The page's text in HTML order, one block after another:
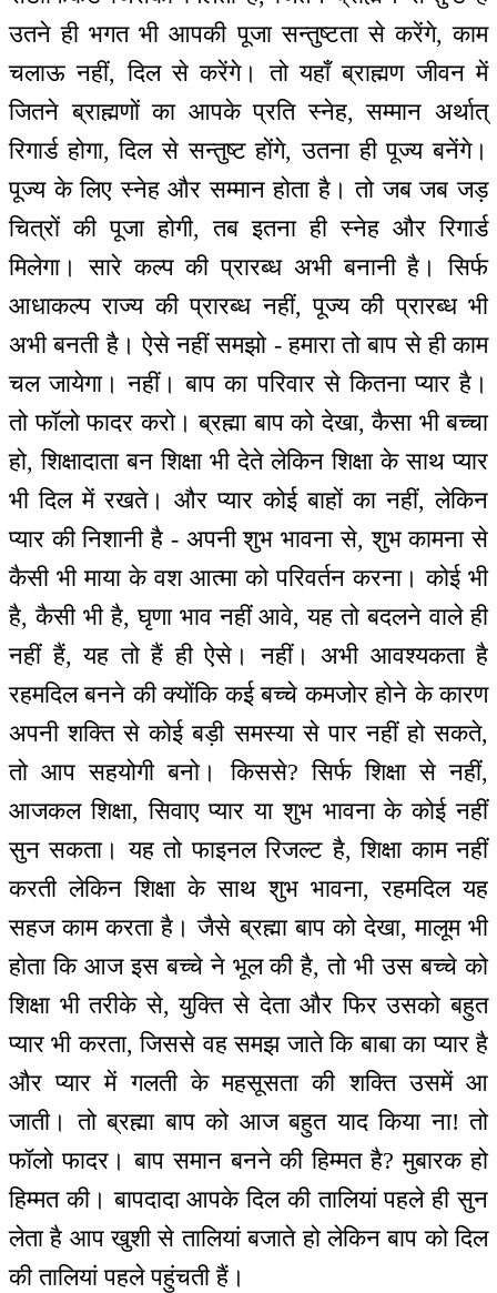
उतने ही भगत भी आपकी पूजा सन्तुष्टता से करेंगे, काम
चलाऊ नहीं, दिल से करेंगे। तो यहाँ ब्राह्मण जीवन में
जितने ब्राह्मणों का आपके प्रति स्नेह, सम्मान अर्थात्
रिगार्ड होगा, दिल से सन्तुष्ट होंगे, उतना ही पूज्य बनेंगे।
पूज्य के लिए स्नेह और सम्मान होता है। तो जब जब जड़
चित्रों की पूजा होगी, तब इतना ही स्नेह और रिगार्ड
मिलेगा। सारे कल्प की प्रारब्ध अभी बनानी है। सिर्फ
आधाकल्प राज्य की प्रारब्ध नहीं, पूज्य की प्रारब्ध भी
अभी बनती है। ऐसे नहीं समझो - हमारा तो बाप से ही काम
चल जायेगा। नहीं। बाप का परिवार से कितना प्यार है।
तो फॉलो फादर करो। ब्रह्मा बाप को देखा, कैसा भी बच्चा
हो, शिक्षादाता बन शिक्षा भी देते लेकिन शिक्षा के साथ प्यार
भी दिल में रखते। और प्यार कोई बाहों का नहीं, लेकिन
प्यार की निशानी है - अपनी शुभ भावना से, शुभ कामना से
कैसी भी माया के वश आत्मा को परिवर्तन करना। कोई भी
है, कैसी भी है, घृणा भाव नहीं आवे, यह तो बदलने वाले ही
नहीं हैं, यह तो हैं ही ऐसे। नहीं। अभी आवश्यकता है
रहमदिल बनने की क्योंकि कई बच्चे कमजोर होने के कारण
अपनी शक्ति से कोई बड़ी समस्या से पार नहीं हो सकते,
तो आप सहयोगी बनो। किससे? सिर्फ शिक्षा से नहीं,
आजकल शिक्षा, सिवाए प्यार या शुभ भावना के कोई नहीं
सुन सकता। यह तो फाइनल रिजल्ट है, शिक्षा काम नहीं
करती लेकिन शिक्षा के साथ शुभ भावना, रहमदिल यह
सहज काम करता है। जैसे ब्रह्मा बाप को देखा, मालूम भी
होता कि आज इस बच्चे ने भूल की है, तो भी उस बच्चे को
शिक्षा भी तरीके से, युक्ति से देता और फिर उसको बहुत
प्यार भी करता, जिससे वह समझ जाते कि बाबा का प्यार है
और प्यार में गलती के महसूसता की शक्ति उसमें आ
जाती। तो ब्रह्मा बाप को आज बहुत याद किया ना! तो
फॉलो फादर। बाप समान बनने की हिम्मत है? मुबारक हो
हिम्मत की। बापदादा आपके दिल की तालियां पहले ही सुन
लेता है आप खुशी से तालियां बजाते हो लेकिन बाप को दिल
की तालियां पहले पहुंचती हैं।